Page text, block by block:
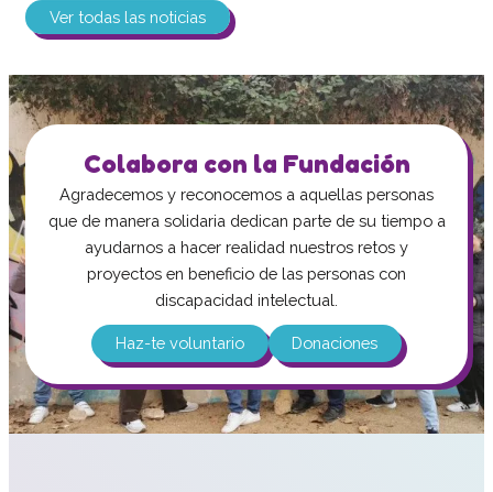
Ver todas las noticias
Colabora con la Fundación
Agradecemos y reconocemos a aquellas personas
que de manera solidaria dedican parte de su tiempo a
ayudarnos a hacer realidad nuestros retos y
proyectos en beneficio de las personas con
discapacidad intelectual.
Haz-te voluntario Donaciones